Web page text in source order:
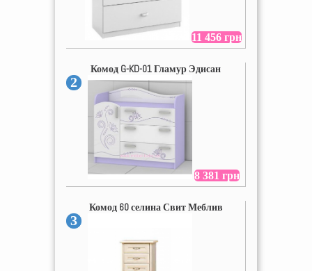
11 456 грн
Комод G-KD-01 Гламур Эдисан
2
8 381 грн
Комод 60 селина Свит Меблив
3